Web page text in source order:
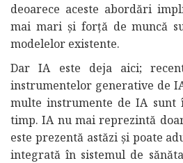
deoarece aceste abordări
mai mari și forță de muncă
modelelor existente.
Dar IA este deja aici;
instrumentelor generative de
multe instrumente de IA sunt
timp. IA nu mai reprezintă
este prezentă astăzi și poate
integrată în sistemul de